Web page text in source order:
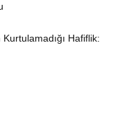
Kurtulamadığı Hafiflik: